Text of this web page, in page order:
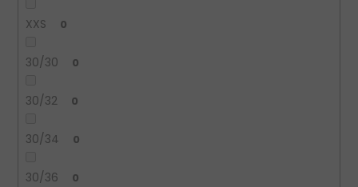
XXS 0
30/30 0
30/32 0
30/34 0
30/36 0